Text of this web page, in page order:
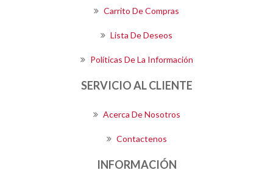
Carrito De Compras
Lista De Deseos
Políticas De La Información
SERVICIO AL CLIENTE
Acerca De Nosotros
Contactenos
INFORMACIÓN